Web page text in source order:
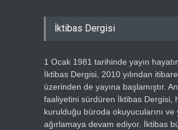
İktibas Dergisi
1 Ocak 1981 tarihinde yayın
İktibas Dergisi, 2010 yılından
üzerinden de yayına başlamıştır.
faaliyetini sürdüren İktibas Dergisi,
kurulduğu büroda okuyucularını ve
ağırlamaya devam ediyor. İktibas